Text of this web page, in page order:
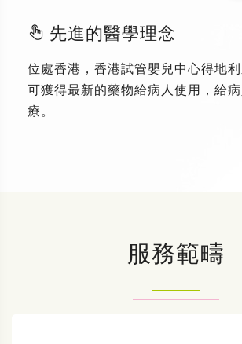
先進的醫學理念
位處香港，香港試管嬰兒中心得地
可獲得最新的藥物給病人使用，給
療。
服務範疇